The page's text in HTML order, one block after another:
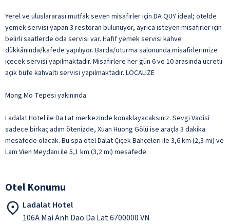
Yerel ve uluslararası mutfak seven misafirler için DA QUY ideal; otelde
yemek servisi yapan 3 restoran bulunuyor, ayrıca isteyen misafirler için
belirli saatlerde oda servisi var. Hafif yemek servisi kahve
dükkânında/kafede yapılıyor. Barda/oturma salonunda misafirlerimize
içecek servisi yapılmaktadır. Misafirlere her gün 6 ve 10 arasında ücretli
açık büfe kahvaltı servisi yapılmaktadır. LOCALIZE
Mong Mo Tepesi yakınında
Ladalat Hotel ile Da Lat merkezinde konaklayacaksınız. Sevgi Vadisi
sadece birkaç adım ötenizde, Xuan Huong Gölü ise araçla 3 dakika
mesafede olacak. Bu spa otel Dalat Çiçek Bahçeleri ile 3,6 km (2,3 mi) ve
Lam Vien Meydanı ile 5,1 km (3,2 mi) mesafede.
Otel Konumu
Ladalat Hotel
106A Mai Anh Dao Da Lat 6700000 VN